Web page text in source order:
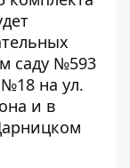
саду №593
на ул.
и в